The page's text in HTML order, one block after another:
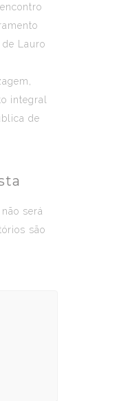
Lauro
integral
de
será
são